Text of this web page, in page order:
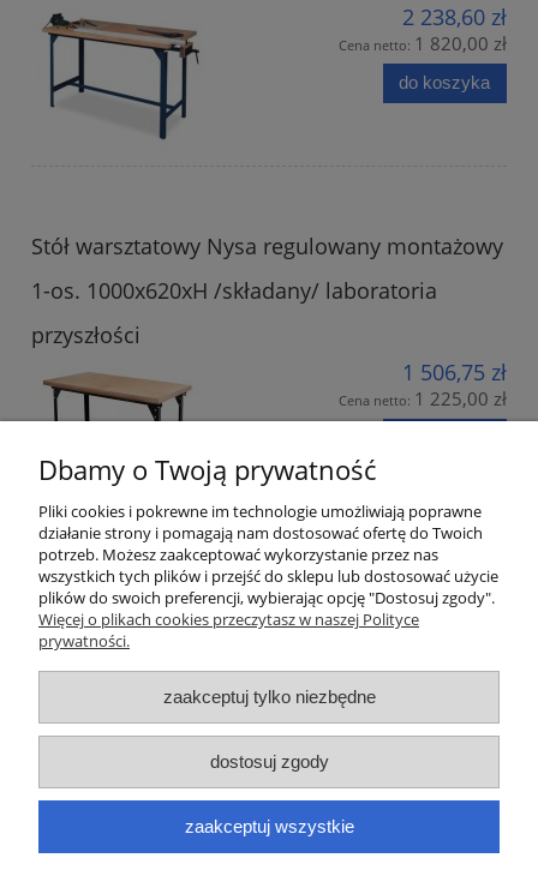
2 238,60 zł
Cena netto: 1 820,00 zł
do koszyka
Stół warsztatowy Nysa regulowany montażowy
1-os. 1000x620xH /składany/ laboratoria
przyszłości
1 506,75 zł
Cena netto: 1 225,00 zł
Informacje
Meble szkolne
Pomoce dydaktyczne
Płatności i dostawa
Dbamy o Twoją prywatność
Pliki cookies i pokrewne im technologie umożliwiają poprawne
działanie strony i pomagają nam dostosować ofertę do Twoich
potrzeb. Możesz zaakceptować wykorzystanie przez nas
wszystkich tych plików i przejść do sklepu lub dostosować użycie
plików do swoich preferencji, wybierając opcję "Dostosuj zgody".
Więcej o plikach cookies przeczytasz w naszej Polityce
prywatności.
zaakceptuj tylko niezbędne
dostosuj zgody
zaakceptuj wszystkie